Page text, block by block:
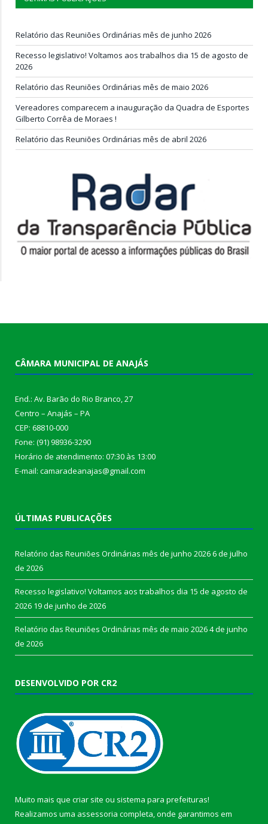
Relatório das Reuniões Ordinárias mês de junho 2026
Recesso legislativo! Voltamos aos trabalhos dia 15 de agosto de
2026
Relatório das Reuniões Ordinárias mês de maio 2026
Vereadores comparecem a inauguração da Quadra de Esportes
Gilberto Corrêa de Moraes !
Relatório das Reuniões Ordinárias mês de abril 2026
CÂMARA MUNICIPAL DE ANAJÁS
End.: Av. Barão do Rio Branco, 27
Centro – Anajás – PA
CEP: 68810-000
Fone: (91) 98936-3290
Horário de atendimento: 07:30 às 13:00
E-mail: camaradeanajas@gmail.com
ÚLTIMAS PUBLICAÇÕES
Relatório das Reuniões Ordinárias mês de junho 20266 de julho
de 2026
Recesso legislativo! Voltamos aos trabalhos dia 15 de agosto de
2026 19 de junho de 2026
Relatório das Reuniões Ordinárias mês de maio 20264 de junho
de 2026
DESENVOLVIDO POR CR2
Muito mais que criar site ou sistema para prefeituras!
Realizamos uma assessoria completa, onde garantimos em